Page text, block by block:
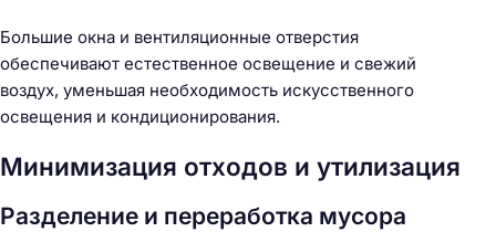
Большие окна и вентиляционные отверстия
обеспечивают естественное освещение и свежий
воздух, уменьшая необходимость искусственного
освещения и кондиционирования.
Минимизация отходов и утилизация
Разделение и переработка мусора
а
й
т
и